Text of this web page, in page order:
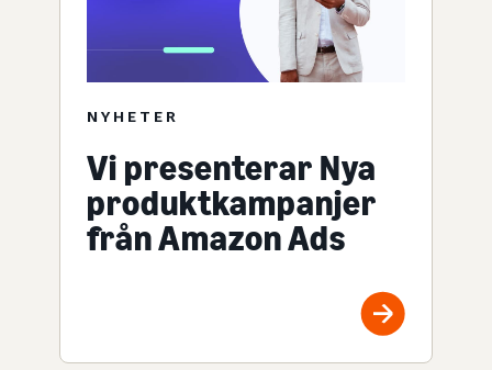
NYHETER
Vi presenterar Nya
produktkampanjer
från Amazon Ads